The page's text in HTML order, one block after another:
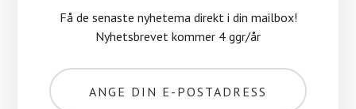
Få de senaste nyhetema direkt i din mailbox!
Nyhetsbrevet kommer 4 ggr/år